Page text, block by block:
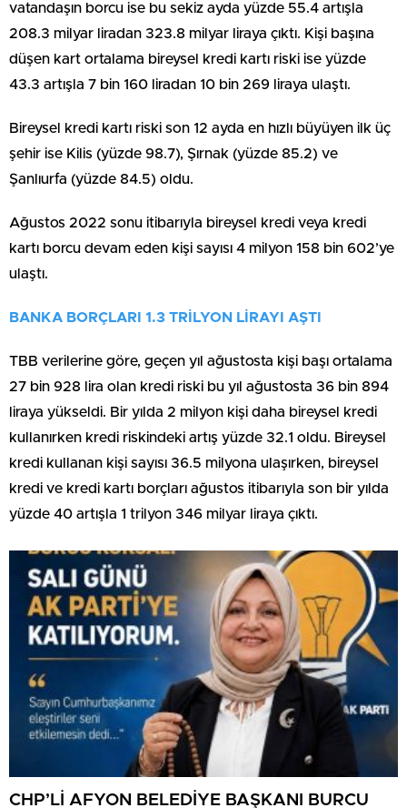
vatandaşın borcu ise bu sekiz ayda yüzde 55.4 artışla
208.3 milyar liradan 323.8 milyar liraya çıktı. Kişi başına
düşen kart ortalama bireysel kredi kartı riski ise yüzde
43.3 artışla 7 bin 160 liradan 10 bin 269 liraya ulaştı.
Bireysel kredi kartı riski son 12 ayda en hızlı büyüyen ilk üç
şehir ise Kilis (yüzde 98.7), Şırnak (yüzde 85.2) ve
Şanlıurfa (yüzde 84.5) oldu.
Ağustos 2022 sonu itibarıyla bireysel kredi veya kredi
kartı borcu devam eden kişi sayısı 4 milyon 158 bin 602’ye
ulaştı.
BANKA BORÇLARI 1.3 TRİLYON LİRAYI AŞTI
TBB verilerine göre, geçen yıl ağustosta kişi başı ortalama
27 bin 928 lira olan kredi riski bu yıl ağustosta 36 bin 894
liraya yükseldi. Bir yılda 2 milyon kişi daha bireysel kredi
kullanırken kredi riskindeki artış yüzde 32.1 oldu. Bireysel
kredi kullanan kişi sayısı 36.5 milyona ulaşırken, bireysel
kredi ve kredi kartı borçları ağustos itibarıyla son bir yılda
yüzde 40 artışla 1 trilyon 346 milyar liraya çıktı.
CHP’Lİ AFYON BELEDİYE BAŞKANI BURCU